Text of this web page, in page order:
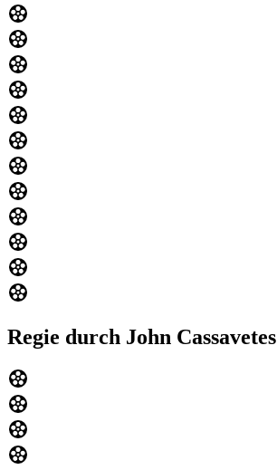
Regie durch John Cassavetes